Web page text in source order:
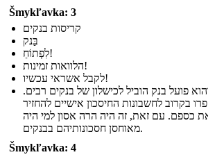
Šmykľavka: 3
קריסות בנקים
בַּנק
לִפְתוֹחַ!
הלוואות זמינות!
לקבל אשראי עכשיו!
פועל בנק הוביל לכישלון של בנקים רבים.
בקרוב לחשבונות החיסכון אישיים להחזיר
כספם. עם זאת, זה היה הרה אסון למי היה
מאוחסן חסכונותיהם בבנקים.
Šmykľavka: 4